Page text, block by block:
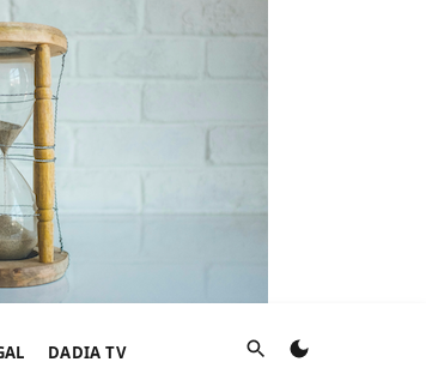
DADIA TV Rechercher